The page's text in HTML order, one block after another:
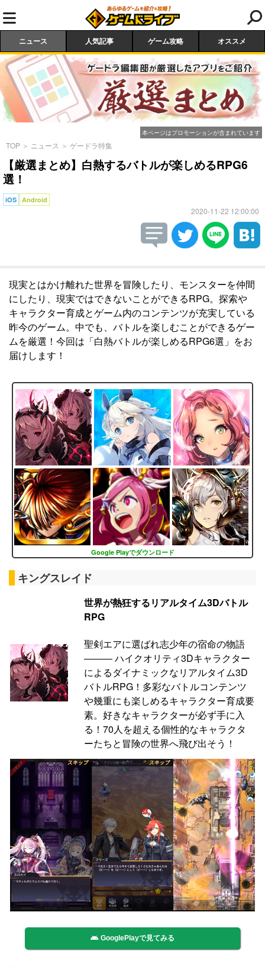
ニュース 人気記事 ゲーム攻略 オススメ
本ページはプロモーションが含まれています
TOP ＞ ニュース ＞ ゲードラ特集
【厳選まとめ】白熱するバトルが楽しめるRPG6
選！
iOS Android
2020-11-22 12:00:00
現実とはかけ離れた世界を冒険したり、モンスターを仲間
にしたり、現実ではできないことができるRPG。探索や
キャラクター育成とゲーム内のコンテンツが充実している
昨今のゲーム。中でも、バトルを楽しむことができるゲー
ムを厳選！今回は「白熱バトルが楽しめるRPG6選」をお
届けします！
Google Playでダウンロード
キングスレイド
世界が熱狂するリアルタイム3Dバトル
RPG
聖剣エアに選ばれ志少年の宿命の物語
――― ハイクオリティ3Dキャラクター
によるダイナミックなリアルタイム3D
バトルRPG！多彩なバトルコンテンツ
や幾重にも楽しめるキャラクター育成要
素。好きなキャラクターが必ず手に入
る！70人を超える個性的なキャラクタ
ーたちと冒険の世界へ飛び出そう！
GooglePlayで見てみる